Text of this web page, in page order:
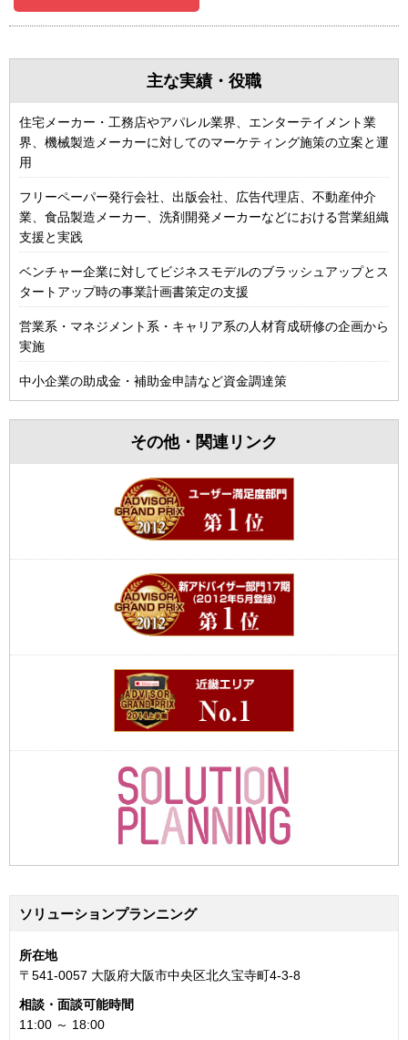
主な実績・役職
住宅メーカー・工務店やアパレル業界、エンターテイメント業
界、機械製造メーカーに対してのマーケティング施策の立案と運
用
フリーペーパー発行会社、出版会社、広告代理店、不動産仲介
業、食品製造メーカー、洗剤開発メーカーなどにおける営業組織
支援と実践
ベンチャー企業に対してビジネスモデルのブラッシュアップとス
タートアップ時の事業計画書策定の支援
営業系・マネジメント系・キャリア系の人材育成研修の企画から
実施
中小企業の助成金・補助金申請など資金調達策
その他・関連リンク
ソリューションプランニング
所在地
〒541-0057 大阪府大阪市中央区北久宝寺町4-3-8
相談・面談可能時間
11:00 ～ 18:00